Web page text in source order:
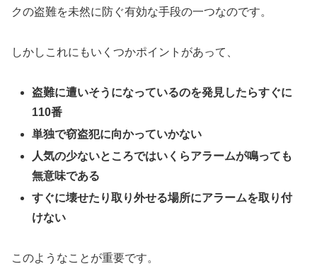
クの盗難を未然に防ぐ有効な手段の一つなのです。
しかしこれにもいくつかポイントがあって、
盗難に遭いそうになっているのを発見したらすぐに
110番
単独で窃盗犯に向かっていかない
人気の少ないところではいくらアラームが鳴っても
無意味である
すぐに壊せたり取り外せる場所にアラームを取り付
けない
このようなことが重要です。